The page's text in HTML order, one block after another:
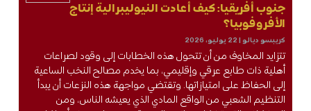
جنوب أفريقيا: كيف أعادت النيوليبرالية إنتاج
الأفروفوبيا؟
كريبسو ديالو 22 يوليو، 2026
تتزايد المخاوف من أن تتحول هذه الخطابات إلى وقود لصراعات
أهلية ذات طابع عرقي وإقليمي، بما يخدم مصالح النخب الساعية
إلى الحفاظ على امتيازاتها. وتقتضي مواجهة هذه النزعات أن يبدأ
التنظيم الشعبي من الواقع المادي الذي يعيشه الناس، ومن